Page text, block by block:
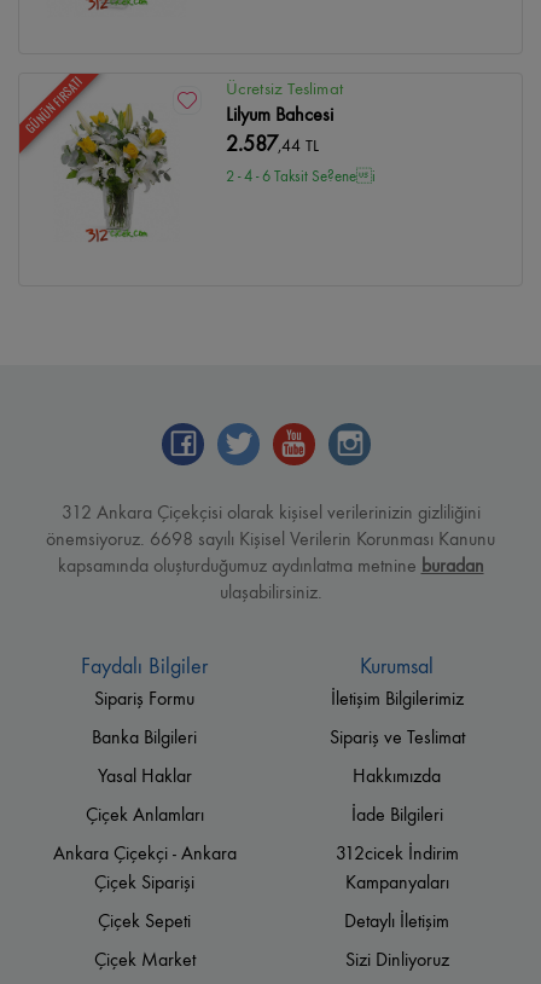
GÜNÜN FIRSATI Ücretsiz Teslimat
Lilyum Bahcesi
2.587,44 TL
2 - 4 - 6 Taksit Se?enei
312 Ankara Çiçekçisi olarak kişisel verilerinizin gizliliğini
önemsiyoruz. 6698 sayılı Kişisel Verilerin Korunması Kanunu
kapsamında oluşturduğumuz aydınlatma metnine buradan
ulaşabilirsiniz.
Faydalı Bilgiler
Sipariş Formu
Banka Bilgileri
Yasal Haklar
Çiçek Anlamları
Ankara Çiçekçi - Ankara
Çiçek Siparişi
Çiçek Sepeti
Çiçek Market
Kurumsal
İletişim Bilgilerimiz
Sipariş ve Teslimat
Hakkımızda
İade Bilgileri
312cicek İndirim
Kampanyaları
Detaylı İletişim
Sizi Dinliyoruz